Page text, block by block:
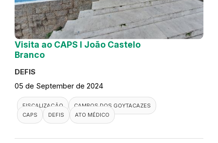
Visita ao CAPS I João Castelo
Branco
DEFIS
05 de September de 2024
FISCALIZAÇÃO
CAMPOS DOS GOYTACAZES
CAPS
DEFIS ATO MÉDICO